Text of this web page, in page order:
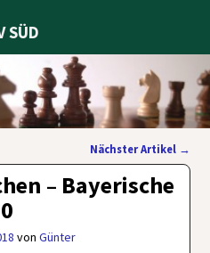
SÜD
Nächster Artikel →
– Bayerische
vonGünter